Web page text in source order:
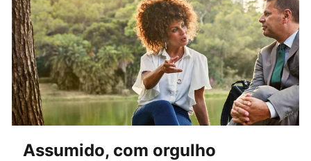
Assumido, com orgulho